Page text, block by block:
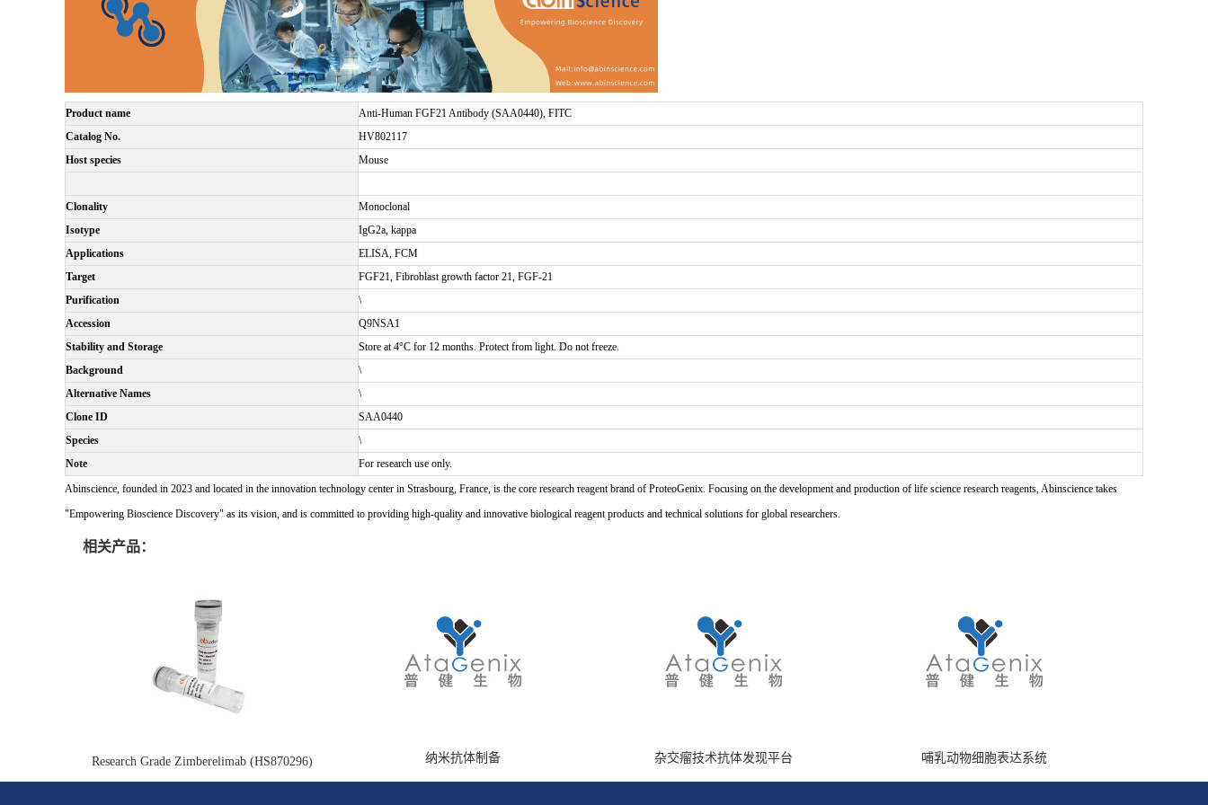
Product name
Anti-Human FGF21 Antibody (SAA0440), FITC
Catalog No.
HV802117
Host species
Mouse
Clonality
Monoclonal
Isotype
IgG2a, kappa
Applications
ELISA, FCM
Target
FGF21, Fibroblast growth factor 21, FGF-21
Purification
\
Accession
Q9NSA1
Stability and Storage
Store at 4°C for 12 months. Protect from light. Do not freeze.
Background
\
Alternative Names
\
Clone ID
SAA0440
Species
\
Note
For research use only.
Abinscience, founded in 2023 and located in the innovation technology center in Strasbourg, France, is the core research reagent brand of ProteoGenix. Focusing on the development and production of life science research reagents, Abinscience takes
"Empowering Bioscience Discovery" as its vision, and is committed to providing high-quality and innovative biological reagent products and technical solutions for global researchers.
相关产品：
Research Grade Zimberelimab (HS870296) 纳米抗体制备 杂交瘤技术抗体发现平台 哺乳动物细胞表达系统